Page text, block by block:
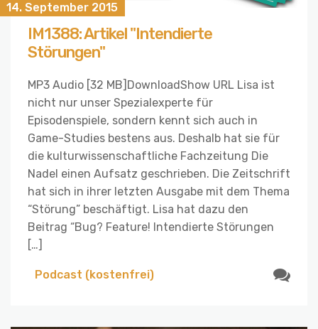
14. September 2015
IM1388: Artikel "Intendierte
Störungen"
MP3 Audio [32 MB]DownloadShow URL Lisa ist
nicht nur unser Spezialexperte für
Episodenspiele, sondern kennt sich auch in
Game-Studies bestens aus. Deshalb hat sie für
die kulturwissenschaftliche Fachzeitung Die
Nadel einen Aufsatz geschrieben. Die Zeitschrift
hat sich in ihrer letzten Ausgabe mit dem Thema
“Störung” beschäftigt. Lisa hat dazu den
Beitrag “Bug? Feature! Intendierte Störungen
[…]
Podcast (kostenfrei)